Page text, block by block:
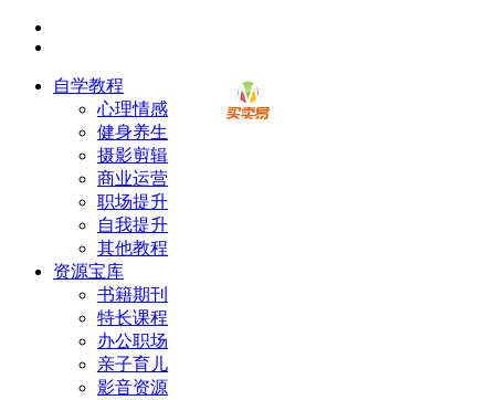
自学教程
心理情感
健身养生
摄影剪辑
商业运营
职场提升
自我提升
其他教程
资源宝库
书籍期刊
特长课程
办公职场
亲子育儿
影音资源